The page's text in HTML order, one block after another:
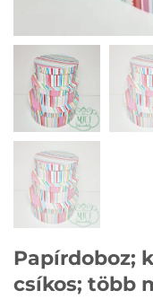
Papírdoboz;
csíkos; több